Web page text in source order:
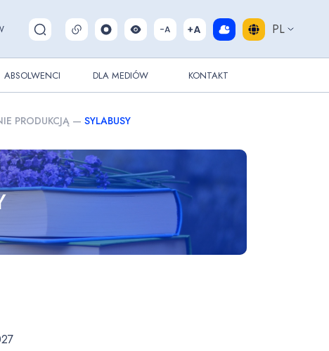
Pokaż/ukryj wyszukiwarkę PL
ABSOLWENCI DLA MEDIÓW KONTAKT
PRODUKCJĄ — SYLABUSY